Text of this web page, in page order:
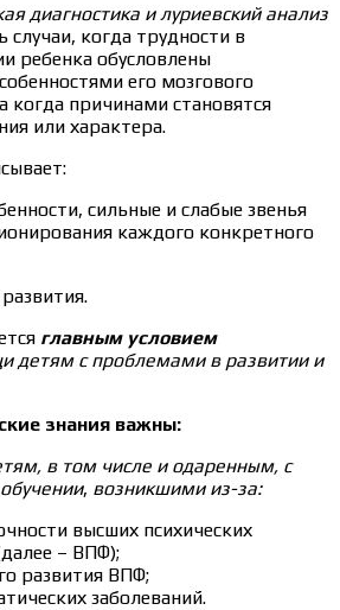
диагностика и луриевский анализ
случаи, когда трудности в
ребенка обусловлены
его мозгового
когда причинами становятся
или характера.
сильные и слабые звенья
каждого конкретного
главным условием
детям с проблемами в развитии и
знания важны:
в том числе и одаренным, с
, возникшими из-за:
высших психических
– ВПФ);
развития ВПФ;
заболеваний.